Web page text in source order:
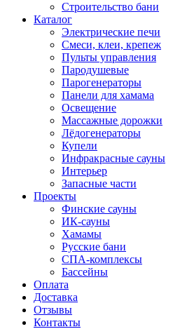
Строительство бани
Каталог
Электрические печи
Смеси, клеи, крепеж
Пульты управления
Пародушевые
Парогенераторы
Панели для хамама
Освещение
Массажные дорожки
Лёдогенераторы
Купели
Инфракрасные сауны
Интерьер
Запасные части
Проекты
Финские сауны
ИК-сауны
Хамамы
Русские бани
СПА-комплексы
Бассейны
Оплата
Доставка
Отзывы
Контакты